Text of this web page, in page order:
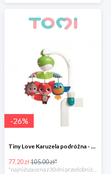
-26%
Tiny Love Karuzela podróżna - Zabawa na łące -26%
77.20 zł105.00 zł*
*najniższa cena z 30 dni przed obniżką